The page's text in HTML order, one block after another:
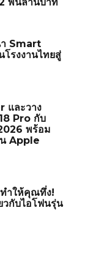
Smart
รงงานไทยสู่
และวาง
Pro กับ
พร้อม
น Apple
ำให้คุณทึ่ง!
วกับไอโฟนรุ่น